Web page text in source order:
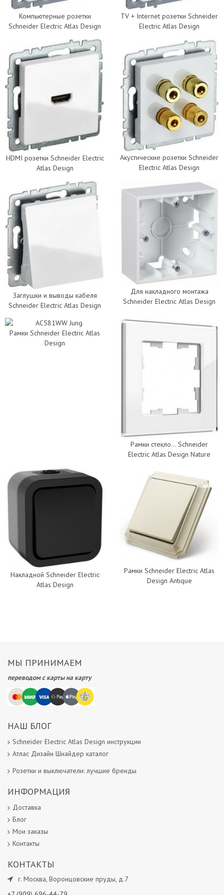
Компьютерные розетки
Schneider Electric Atlas Design
TV + Internet розетки Schneider
Electric Atlas Design
HDMI розетки Schneider Electric
Atlas Design
Акустические розетки Schneider
Electric Atlas Design
Заглушки и выводы кабеля
Schneider Electric Atlas Design
Для накладного монтажа
Schneider Electric Atlas Design
Рамки Schneider Electric Atlas
Design
Рамки стекло... Schneider
Electric Atlas Design Nature
Накладной Schneider Electric
Atlas Design
Рамки Schneider Electric Atlas
Design Antique
МЫ ПРИНИМАЕМ
переводом с карты на карту
НАШ БЛОГ
Schneider Electric Atlas Design инструкции
Атлас Дизайн Шнайдер каталог
Розетки и выключатели: лучшие бренды
ИНФОРМАЦИЯ
Доставка
Блог
Мои заказы
Контакты
КОНТАКТЫ
г. Москва, Воронцовские пруды, д.7